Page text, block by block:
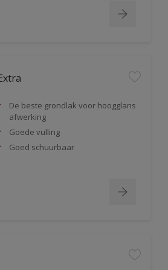
De beste grondlak voor hoogglans
afwerking
Goede vulling
Goed schuurbaar